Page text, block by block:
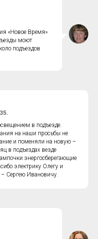
«Новое Время»
моют
подъездов
в подъезде.
на наши просьбы не
и поменяли на новую –
в подъездах везде
энергосберегающие
электрику Олегу и
Сергею Ивановичу.